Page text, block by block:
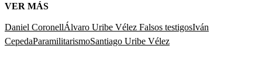
VER MÁS
Daniel CoronellÁlvaro Uribe Vélez Falsos testigosIván
CepedaParamilitarismoSantiago Uribe Vélez